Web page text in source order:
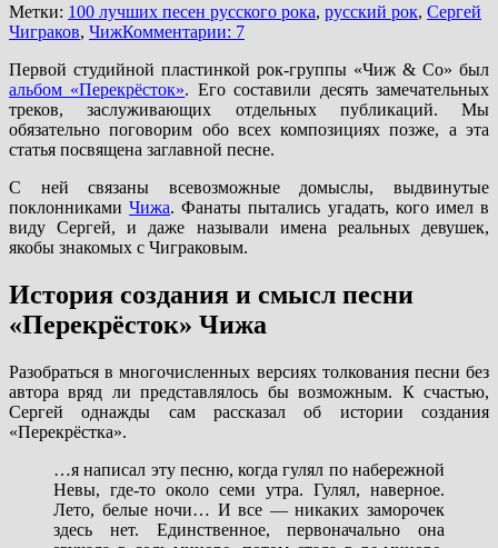
Метки: 100 лучших песен русского рока, русский рок, Сергей
Чиграков, ЧижКомментарии: 7
Первой студийной пластинкой рок-группы «Чиж & Co» был
альбом «Перекрёсток». Его составили десять замечательных
треков, заслуживающих отдельных публикаций. Мы
обязательно поговорим обо всех композициях позже, а эта
статья посвящена заглавной песне.
С ней связаны всевозможные домыслы, выдвинутые
поклонникамиЧижа. Фанаты пытались угадать, кого имел в
виду Сергей, и даже называли имена реальных девушек,
якобы знакомых с Чиграковым.
История создания и смысл песни
«Перекрёсток» Чижа
Разобраться в многочисленных версиях толкования песни без
автора вряд ли представлялось бы возможным. К счастью,
Сергей однажды сам рассказал об истории создания
«Перекрёстка».
…я написал эту песню, когда гулял по набережной
Невы, где-то около семи утра. Гулял, наверное.
Лето, белые ночи… И все — никаких заморочек
здесь нет. Единственное, первоначально она